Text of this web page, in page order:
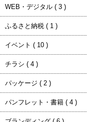
WEB・デジタル ( 3 )
ふるさと納税 ( 1 )
イベント ( 10 )
チラシ ( 4 )
パッケージ ( 2 )
パンフレット・書籍 ( 4 )